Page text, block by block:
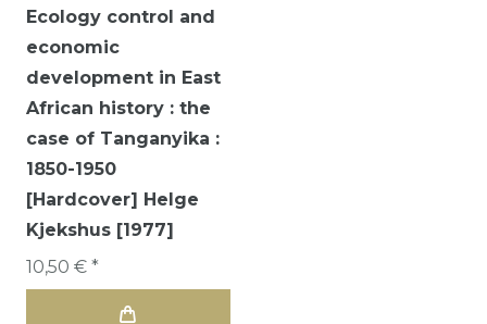
Ecology control and
economic
development in East
African history : the
case of Tanganyika :
1850-1950
[Hardcover] Helge
Kjekshus [1977]
10,50 € *